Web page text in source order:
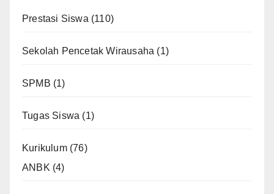
Prestasi Siswa (110)
Sekolah Pencetak Wirausaha (1)
SPMB (1)
Tugas Siswa (1)
Kurikulum(76)
ANBK (4)